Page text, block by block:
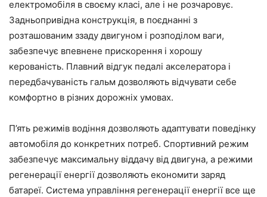
електромобіля в своєму класі, але і не розчаровує.
Задньопривідна конструкція, в поєднанні з
розташованим ззаду двигуном і розподілом ваги,
забезпечує впевнене прискорення і хорошу
керованість. Плавний відгук педалі акселератора і
передбачуваність гальм дозволяють відчувати себе
комфортно в різних дорожніх умовах.
П’ять режимів водіння дозволяють адаптувати поведінку
автомобіля до конкретних потреб. Спортивний режим
забезпечує максимальну віддачу від двигуна, а режими
регенерації енергії дозволяють економити заряд
батареї. Система управління регенерації енергії все ще